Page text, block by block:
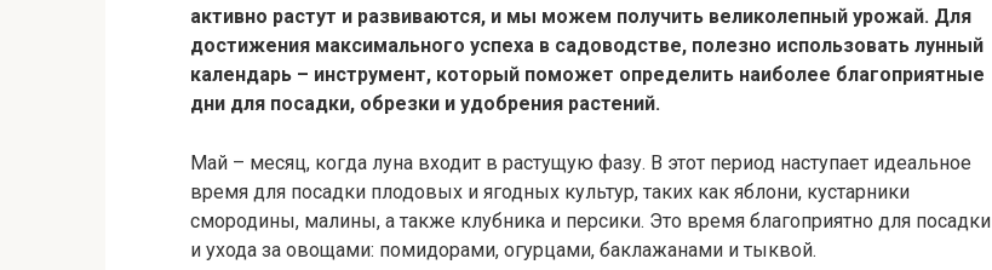
активно растут и развиваются, и мы можем получить великолепный урожай. Для
достижения максимального успеха в садоводстве, полезно использовать лунный
календарь – инструмент, который поможет определить наиболее благоприятные
дни для посадки, обрезки и удобрения растений.
Май – месяц, когда луна входит в растущую фазу. В этот период наступает идеальное
время для посадки плодовых и ягодных культур, таких как яблони, кустарники
смородины, малины, а также клубника и персики. Это время благоприятно для посадки
и ухода за овощами: помидорами, огурцами, баклажанами и тыквой.